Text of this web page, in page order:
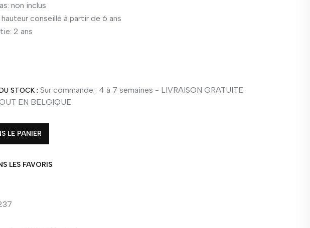
non inclus
conseillé à partir de 6 ans
2 ans
STOCK : Sur commande : 4 à 7 semaines - LIVRAISON GRATUITE
EN BELGIQUE
LE PANIER
LES FAVORIS